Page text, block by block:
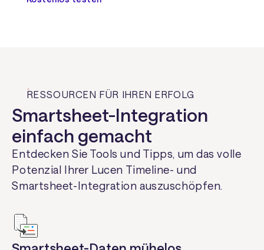
RESSOURCEN FÜR IHREN ERFOLG
Smartsheet-Integration
einfach gemacht
Entdecken Sie Tools und Tipps, um das volle
Potenzial Ihrer Lucen Timeline- und
Smartsheet-Integration auszuschöpfen.